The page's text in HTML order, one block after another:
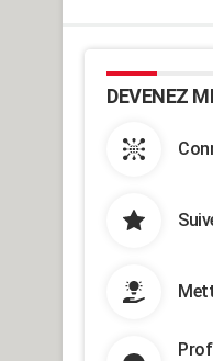
DEVENEZ